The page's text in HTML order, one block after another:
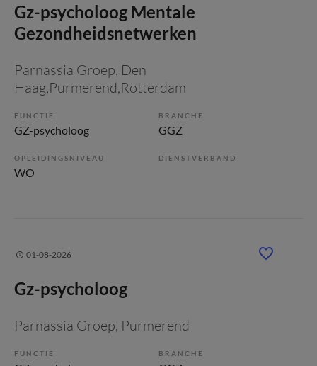
Gz-psycholoog Mentale
Gezondheidsnetwerken
Parnassia Groep, Den
Haag,Purmerend,Rotterdam
FUNCTIE
GZ-psycholoog
BRANCHE
GGZ
OPLEIDINGSNIVEAU
WO
DIENSTVERBAND
01-08-2026
Gz-psycholoog
Parnassia Groep, Purmerend
FUNCTIE BRANCHE